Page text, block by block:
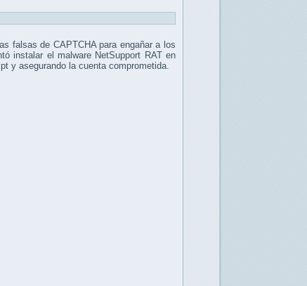
falsas de CAPTCHA para engañar a los
instalar el malware NetSupport RAT en
y asegurando la cuenta comprometida.